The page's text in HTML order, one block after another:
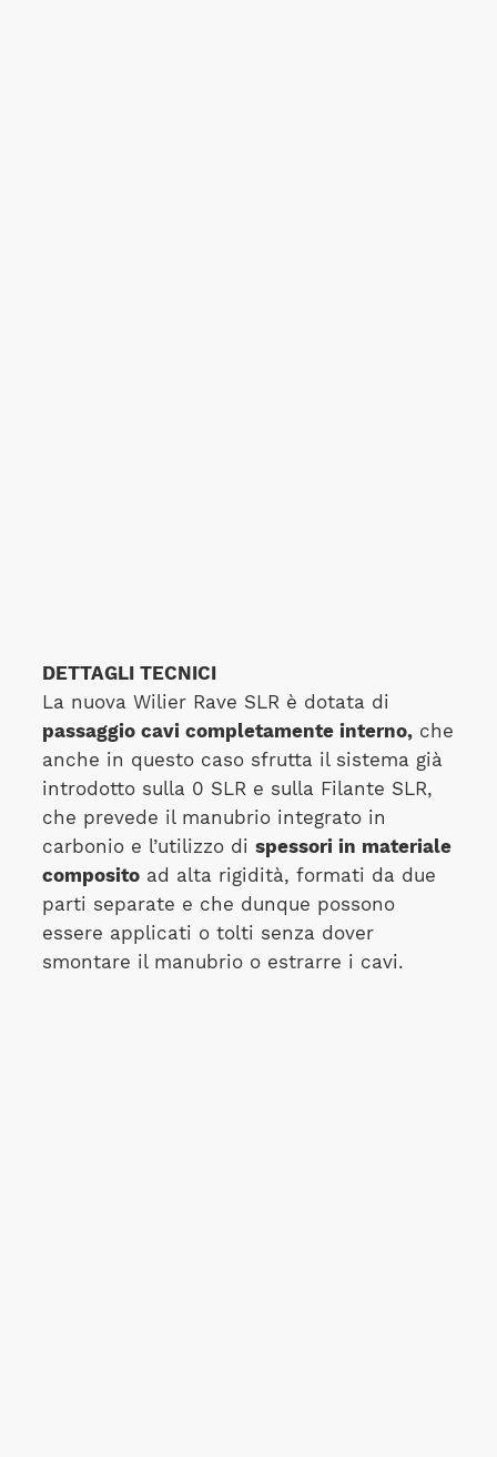
DETTAGLI TECNICI
La nuova Wilier Rave SLR è dotata di
passaggio cavi completamente interno,che
anche in questo caso sfrutta il sistema già
introdotto sulla 0 SLR e sulla Filante SLR,
che prevede il manubrio integrato in
carbonio e l’utilizzo di spessori in materiale
compositoad alta rigidità, formati da due
parti separate e che dunque possono
essere applicati o tolti senza dover
smontare il manubrio o estrarre i cavi.